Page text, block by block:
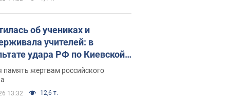
об учениках и
учителей: в
удара РФ по Киевской
погибли директор
лицея, её муж и внук
память жертвам российского
13:32 12,6 т.